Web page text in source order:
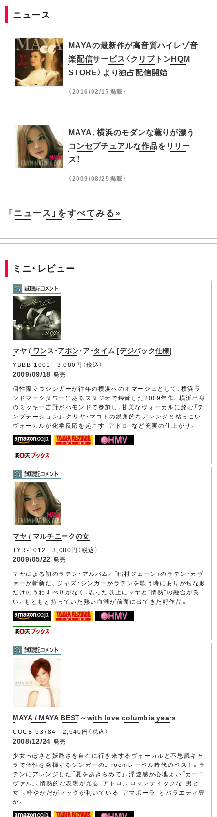
ニュース
MAYAの最新作が高音質ハイレゾ音
楽配信サービス〈クリプトンHQM
STORE〉より独占配信開始
（2016/02/17掲載）
MAYA、横浜のモダンな薫りが漂う
コンセプチュアルな作品をリリー
ス！
（2009/08/25掲載）
「ニュース」をすべてみる»
ミニ・レビュー
マヤ / ワンス・アポン・ア・タイム [デジパック仕様]
YBBB-1001 3,080円（税込）
2009/09/18 発売
個性際立つシンガーが往年の横浜へのオマージュとして、横浜ラ
ンドマークタワーにあるスタジオで録音した2009年作。横浜出身
のミッキー吉野がハモンドで参加し、甘美なヴォーカルに絡む「テ
ンプテーション」、クリヤ・マコトの鋭角的なアレンジと粘っこい
ヴォーカルが化学反応を起こす「アドロ」など充実の仕上がり。
マヤ / マルチニークの女
TYR-1012 3,080円（税込）
2009/05/22 発売
マヤによる初のラテン・アルバム。「稲村ジェーン」のラテン・カヴ
ァーが斬新だ。ジャズ・シンガーがラテンを歌う時にありがちな形
だけのうわすべりがなく、思った以上にマヤと“情熱”の融合が良
い。もともと持っていた熱い血潮が前面に出てきた好作品。
MAYA / MAYA BEST～with love columbia years
COCB-53784 2,640円（税込）
2008/12/24 発売
少女っぽさと妖艶さを自在に行き来するヴォーカルと不思議キャ
ラで個性を発揮するシンガーのJ-roomレーベル時代のベスト。ラ
テンにアレンジした「夏をあきらめて」、浮遊感が心地よい「カーニ
ヴァル」、情熱的な表現が光る「アドロ」、ロマンティックな「男と
女」、軽やかだがフックが利いている「アマポーラ」とバラエティ豊
か。